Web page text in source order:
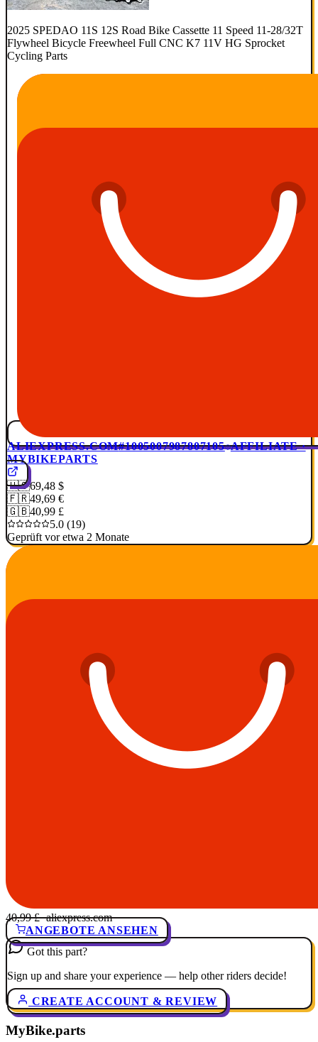
2025 SPEDAO 11S 12S Road Bike Cassette 11 Speed 11-28/32T
Flywheel Bicycle Freewheel Full CNC K7 11V HG Sprocket
Cycling Parts
ALIEXPRESS.COM#1005007987807105 AFFILIATE ·
MYBIKEPARTS
🇺🇸69,48 $
🇫🇷49,69 €
🇬🇧40,99 £
5.0 (19)
Geprüft vor etwa 2 Monate
40,99 £· aliexpress.com
ANGEBOTE ANSEHEN
Got this part?
Sign up and share your experience — help other riders decide!
CREATE ACCOUNT & REVIEW
MyBike.parts